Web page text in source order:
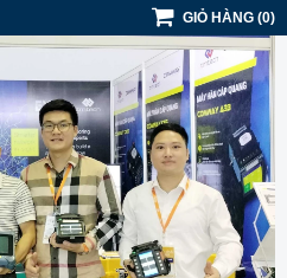
GIỎ HÀNG (0)